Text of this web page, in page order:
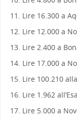
Lire 16.300 a
Lire 12.000 a
Lire 2.400 a
Lire 17.000 a
Lire 100.210
Lire 1.962
Lire 5.000 a